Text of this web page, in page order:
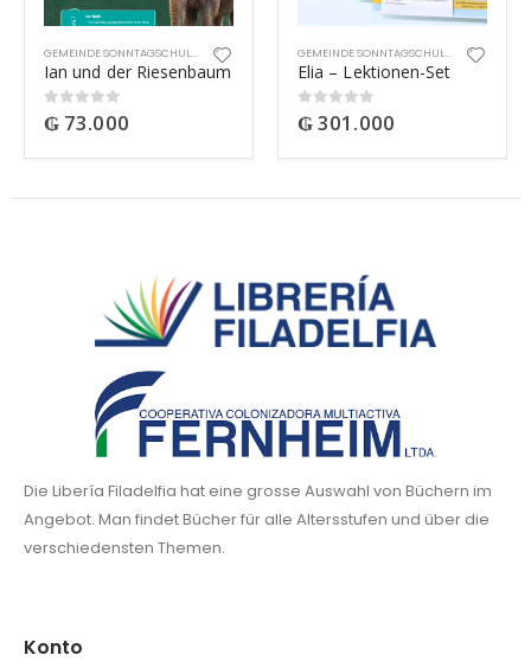
Ian und der Riesenbaum
0out of 5
₲ 73.000
Elia – Lektionen-Set
0out of 5
₲301.000
Die Libería Filadelfia hat eine grosse Auswahl von Büchern im
Angebot. Man findet Bücher für alle Altersstufen und über die
verschiedensten Themen.
Konto